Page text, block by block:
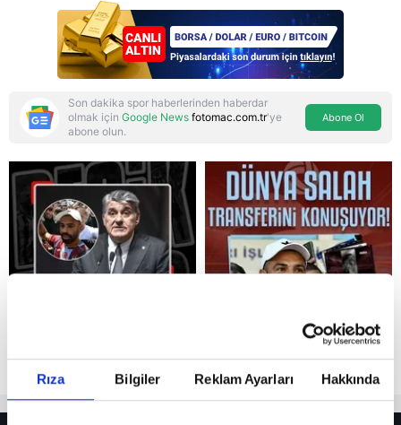
Rıza Bilgiler Reklam Ayarları Hakkında
Reddet
dava talebi
Son dakika spor haberlerinden haberdar
olmak için Google News fotomac.com.tr'ye
abone olun.
Abone Ol